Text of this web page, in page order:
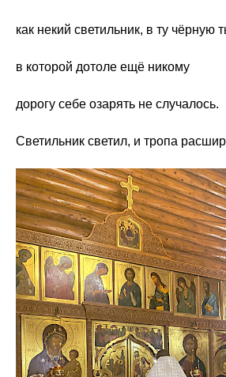
как некий светильник, в ту чёрную
в которой дотоле ещё никому
дорогу себе озарять не случалось.
Светильник светил, и тропа